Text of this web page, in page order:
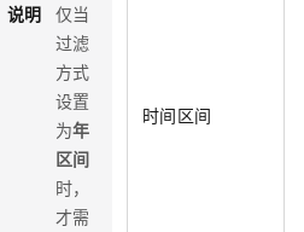
说明 仅当
过滤
方式
设置
为年
区间
时，
才需
时间区间